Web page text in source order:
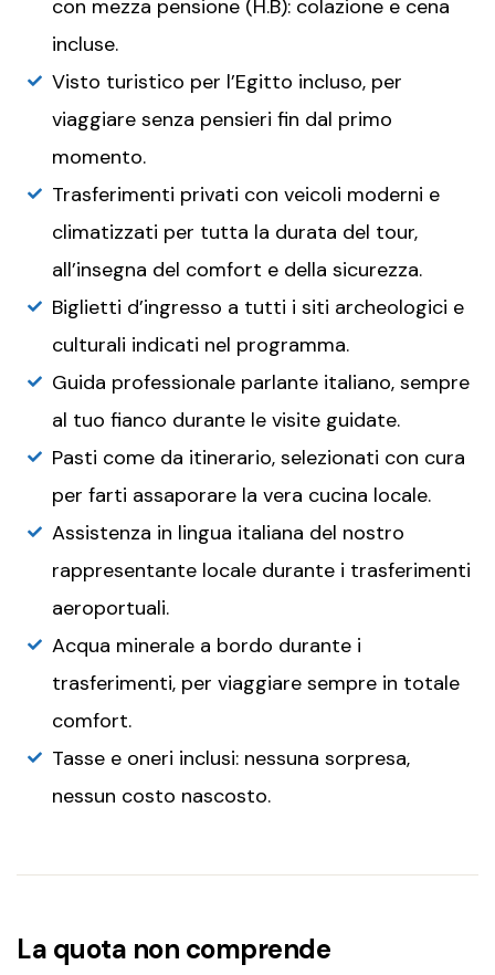
con mezza pensione (H.B): colazione e cena
incluse.
Visto turistico per l’Egitto incluso, per
viaggiare senza pensieri fin dal primo
momento.
Trasferimenti privati con veicoli moderni e
climatizzati per tutta la durata del tour,
all’insegna del comfort e della sicurezza.
Biglietti d’ingresso a tutti i siti archeologici e
culturali indicati nel programma.
Guida professionale parlante italiano, sempre
al tuo fianco durante le visite guidate.
Pasti come da itinerario, selezionati con cura
per farti assaporare la vera cucina locale.
Assistenza in lingua italiana del nostro
rappresentante locale durante i trasferimenti
aeroportuali.
Acqua minerale a bordo durante i
trasferimenti, per viaggiare sempre in totale
comfort.
Tasse e oneri inclusi: nessuna sorpresa,
nessun costo nascosto.
La quota non comprende